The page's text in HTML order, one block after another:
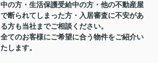
中の方・生活保護受給中の方・他の不動産屋
で断られてしまった方・入居審査に不安があ
る方も当社までご相談ください。
全てのお客様にご希望に合う物件をご紹介い
たします。